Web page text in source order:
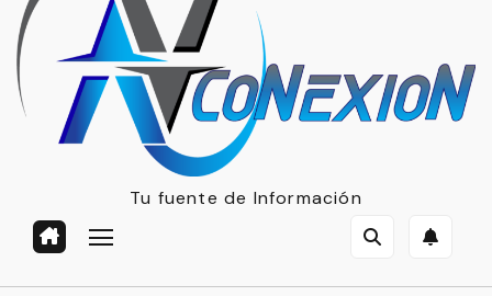
Tu fuente de Información